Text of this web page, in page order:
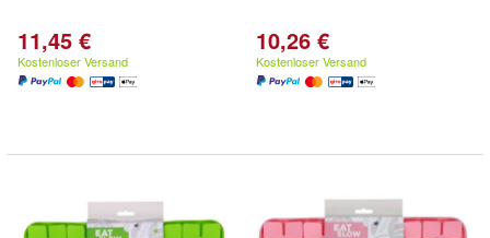
11,45 €
Kostenloser Versand
10,26 €
Kostenloser Versand